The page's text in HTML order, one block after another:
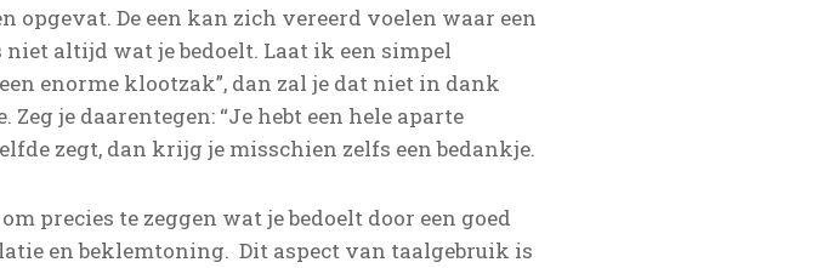
De een kan zich vereerd voelen waar een
altijd wat je bedoelt. Laat ik een simpel
enorme klootzak”, dan zal je dat niet in dank
je daarentegen: “Je hebt een hele aparte
zegt, dan krijg je misschien zelfs een bedankje.
precies te zeggen wat je bedoelt door een goed
en beklemtoning. Dit aspect van taalgebruik is